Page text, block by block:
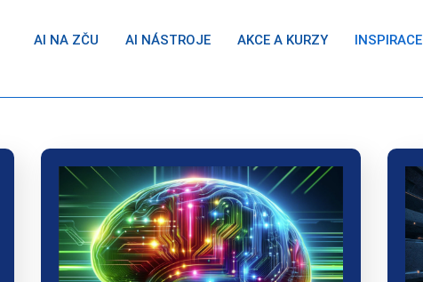
AI NA ZČU AI NÁSTROJE AKCE A KURZY INSPIRACE